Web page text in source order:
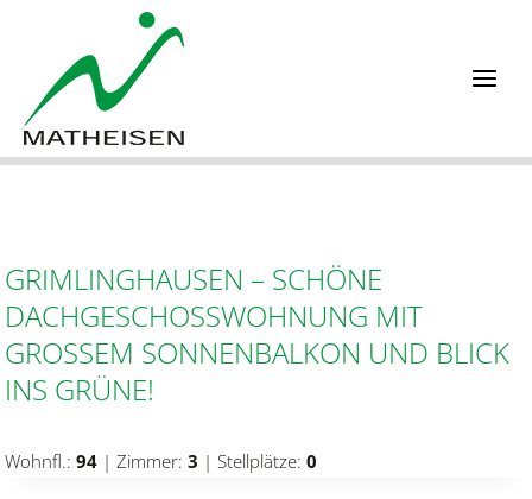
springen
GRIMLINGHAUSEN – SCHÖNE
DACHGESCHOSSWOHNUNG MIT G
ROSSEM SONNENBALKON UND BLICK IN
S GRÜNE!
Wohnfl.: 94 | Zimmer: 3 | Stellplätze: 0